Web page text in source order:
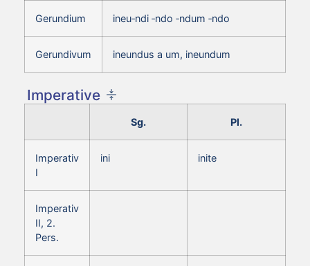
Gerundium ineu‑ndi ‑ndo ‑ndum ‑ndo
Gerundivum ineundus a um, ineundum
Imperative
Sg. Pl.
Imperativ
I
ini inite
Imperativ
II, 2.
Pers.